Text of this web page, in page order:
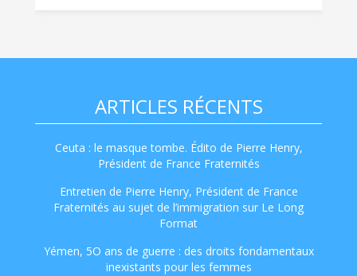
ARTICLES RÉCENTS
Ceuta : le masque tombe. Édito de Pierre Henry,
Président de France Fraternités
Entretien de Pierre Henry, Président de France
Fraternités au sujet de l’immigration sur Le Long
Format
Yémen, 5O ans de guerre : des droits fondamentaux
inexistants pour les femmes